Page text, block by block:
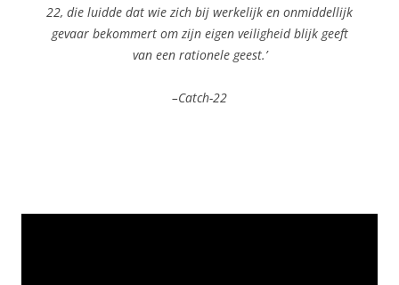
22, die luidde dat wie zich bij werkelijk en onmiddellijk
gevaar bekommert om zijn eigen veiligheid blijk geeft
van een rationele geest.’
–Catch-22